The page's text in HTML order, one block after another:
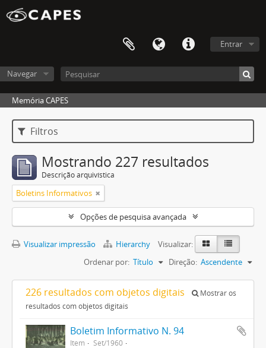
Entrar
Navegar
Memória CAPES
Filtros
Mostrando 227 resultados
Descrição arquivística
Boletins Informativos
Opções de pesquisa avançada
Visualizar impressão Hierarchy
Visualizar:
Ordenar por: Título Direção: Ascendente
226 resultados com objetos digitais
Mostrar os
resultados com objetos digitais
Boletim Informativo N. 94
Item
Set/1960